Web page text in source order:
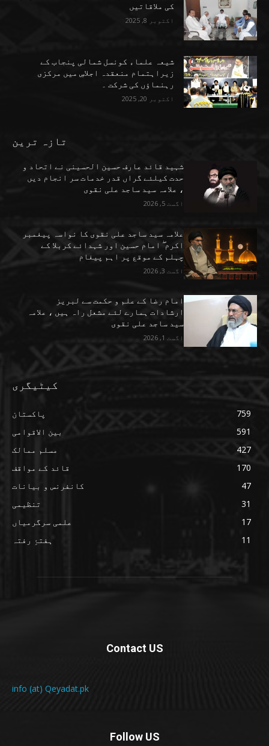
کی ملاقاتیں
اکتوبر 8, 2025
شیعہ علماء کونسل شمالی پنجاب کے
زیراہتمام منعقدہ اجلاسِ میں مرکزی
رہنماؤں کی شرکت ۔
اکتوبر 20, 2025
تازہ ترین
شہید قائد عارف حسین الحسینی نے اتحاد و
حدت کیلئے گراں قدر خدمات سر انجام دیں
، علامہ سید ساجد علی نقوی
اگست 5, 2026
علامہ سید ساجد علی نقوی کا نواسہ پیغمبر
اکرم ۖ امام حسین اور شہدائے کربلا کے
چہلم کے موقع پر اہم پیغام
اگست 3, 2026
امام رضا کے علم و حکمت سے لبریز
ارشادات ہمارے لئے مشعل راہ ہیں ، علامہ
سید ساجد علی نقوی
اگست 1, 2026
کیٹیگری
پاکستان
759
بین الاقوامی
591
مسلم ممالک
427
قائد کے مواقف
170
کانفرنس و بیانات
47
تنظیمی
31
علمی سرگرمیاں
17
ہفتۂِ رفتہ
11
Contact US
info (at) Qeyadat.pk
Follow US